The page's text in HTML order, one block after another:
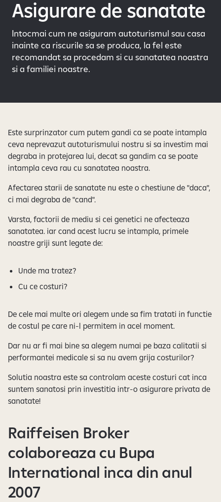
Asigurare de sanatate
Intocmai cum ne asiguram autoturismul sau casa
inainte ca riscurile sa se produca, la fel este
recomandat sa procedam si cu sanatatea noastra
si a familiei noastre.
Este surprinzator cum putem gandi ca se poate intampla
ceva neprevazut autoturismului nostru si sa investim mai
degraba in protejarea lui, decat sa gandim ca se poate
intampla ceva rau cu sanatatea noastra.
Afectarea starii de sanatate nu este o chestiune de "daca",
ci mai degraba de "cand".
Varsta, factorii de mediu si cei genetici ne afecteaza
sanatatea. iar cand acest lucru se intampla, primele
noastre griji sunt legate de:
Unde ma tratez?
Cu ce costuri?
De cele mai multe ori alegem unde sa fim tratati in functie
de costul pe care ni-l permitem in acel moment.
Dar nu ar fi mai bine sa alegem numai pe baza calitatii si
performantei medicale si sa nu avem grija costurilor?
Solutia noastra este sa controlam aceste costuri cat inca
suntem sanatosi prin investitia intr-o asigurare privata de
sanatate!
Raiffeisen Broker
colaboreaza cu Bupa
International inca din anul
2007